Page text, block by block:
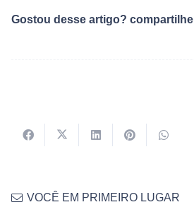
Gostou desse artigo? compartilhe
VOCÊ EM PRIMEIRO LUGAR